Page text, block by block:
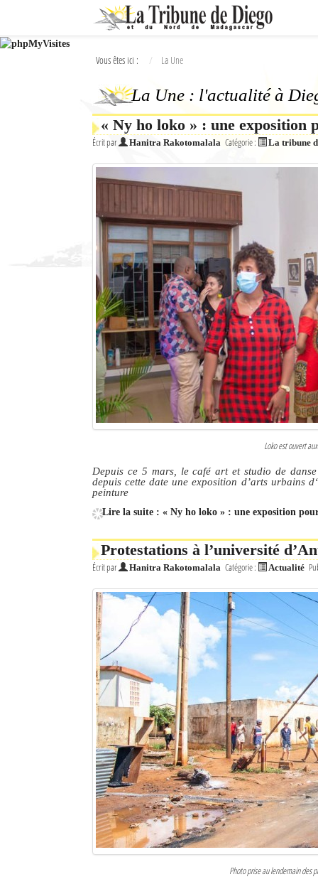
Ok
L'actualité à Diego Suarez
Le Nord de Madagascar
L'actualité du tourisme
Diego Suarez Pratique
Les Petites Annonces
La Tribune de Diego en PDF
Vous êtes ici : La Une
La Une : l'actualité à
« Ny ho loko » : une exposition
Écrit par Hanitra Rakotomalala Catégorie : La tribune
Loko est ouvert
Depuis ce 5 mars, le café art et studio de
depuis cette date une exposition d’arts urbains
peinture
Lire la suite : « Ny ho loko » : une exposition
Protestations à l’université
Écrit par Hanitra Rakotomalala Catégorie : Actualité
Photo prise au lendemain des